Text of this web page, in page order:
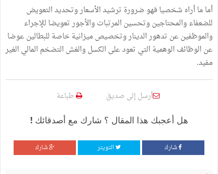
أما ما أراه شخصيا فهو ضرورة ترشيد الأسعار وتحديد التعويض
للضعفاء والمحتاجين وتحسين المرتبات والأجور تعويضا للإجراء
والموظفين عن تدهور الدينار وتخصيص ميزانية خاصة للبطالين عوضا
عن الوظائف الوهمية التي تعود على الكسل والغش التضخم المالي الغير
مفيد.
أرسل إلى صديق طباعة
هل أعجبك هذا المقال ؟ شارك مع أصدقائك !
شارك التويتر شارك